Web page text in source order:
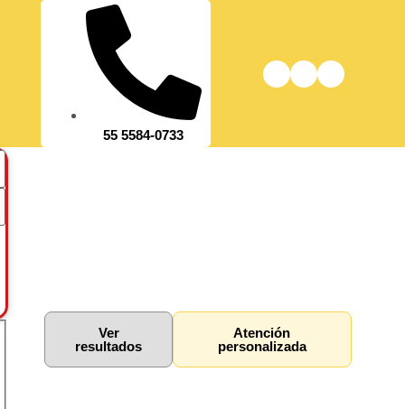
55 5584-0733
Ver
resultados
Atención
personalizada